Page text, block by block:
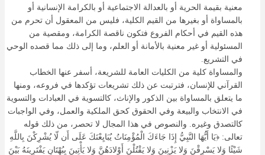
معنية بقيمة الحرية أو بالعدالة الاجتماعية أو بالكرامة الإنسانية أو
بالمساواة أو بغيرها من القيم الكلية، فليس من المعقول أن تحرم من
هذه القيم في أحكام الفروع فتكون ناقصة الكرامة، ومقصية من
المسئولية أو غير معنية بالأمانة أو العلم، وما إلى ذلك مما قصده الوحي
في التشريع.
والمساواة كلية من الكليات العامة للشريعة، أسفر عنها الخطاب
القرآني للإنسان، فترتبت عن ذلك تشريعات تؤكدها في فروعه، ومنها
ما يتعلق بالمساواة بين الذكور والإناث، كالتسوية في العبادات والتسوية
في الانتخاب والبيعة وفي الحقوق كحق الملكية والعمل، وفي الواجبات
كالتصدق وغيره. والنصوص في هذا المجال لا تحصر، من ذلك قوله
تعالى: ﴿يَا أَيُّهَا النَّبِيُّ إِذَا جَاءَكَ الْمُؤْمِنَاتُ يُبَايِعْنَكَ عَلَى أَن لّا يُشْرِكْنَ بِاللَّهِ
شَيْئًا وَلا يَسْرِقْنَ وَلا يَزْنِينَ وَلا يَقْتُلْنَ أَوْلادَهُنَّ وَلا يَأْتِينَ بِبُهْتَانٍ يَفْتَرِينَهُ بَيْنَ